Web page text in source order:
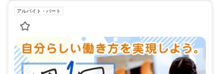
アルバイト・パート